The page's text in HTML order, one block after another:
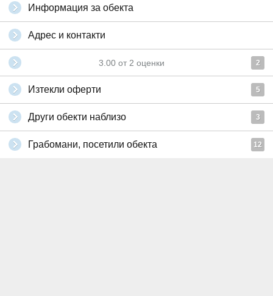
Информация за обекта
Адрес и контакти
3.00 от 2 оценки 2
Изтекли оферти 5
Други обекти наблизо 3
Грабомани, посетили обекта 12